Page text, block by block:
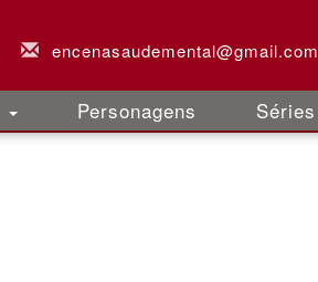
encenasaudemental@gmail.com
Personagens Séries